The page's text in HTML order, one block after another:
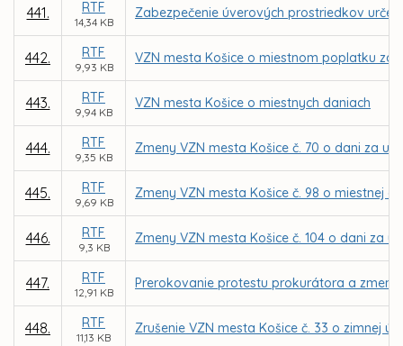
441. RTF
14,34 KB
Zabezpečenie úverových prostriedkov
442. RTF
9,93 KB
VZN mesta Košice o miestnom poplatku
443. RTF
9,94 KB
VZN mesta Košice o miestnych daniach
444. RTF
9,35 KB
Zmeny VZN mesta Košice č. 70 o dani za
445. RTF
9,69 KB
Zmeny VZN mesta Košice č. 98 o miestnej
446. RTF
9,3 KB
Zmeny VZN mesta Košice č. 104 o dani za
447. RTF
12,91 KB
Prerokovanie protestu prokurátora a
448. RTF
11,13 KB
Zrušenie VZN mesta Košice č. 33 o zimnej